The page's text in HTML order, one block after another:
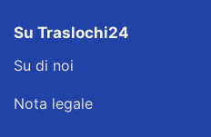
Su Traslochi24
Su di noi
Nota legale